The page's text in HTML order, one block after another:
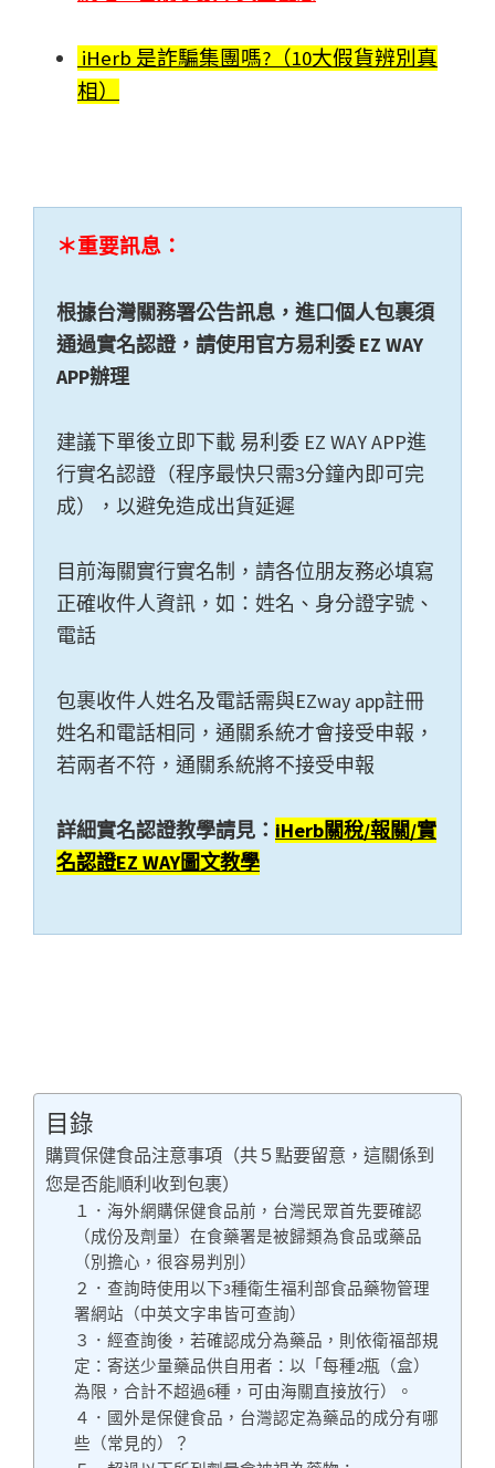
iHerb 是詐騙集團嗎?（10大假貨辨別真
相）
＊重要訊息：
根據台灣關務署公告訊息，進口個人包裹須
通過實名認證，請使用官方易利委 EZ WAY
APP辦理
建議下單後立即下載 易利委 EZ WAY APP進
行實名認證（程序最快只需3分鐘內即可完
成），以避免造成出貨延遲
目前海關實行實名制，請各位朋友務必填寫
正確收件人資訊，如：姓名、身分證字號、
電話
包裹收件人姓名及電話需與EZway app註冊
姓名和電話相同，通關系統才會接受申報，
若兩者不符，通關系統將不接受申報
詳細實名認證教學請見： iHerb關稅/報關/實
名認證EZ WAY圖文教學
目錄
購買保健食品注意事項（共５點要留意，這關係到
您是否能順利收到包裹）
１．海外網購保健食品前，台灣民眾首先要確認
（成份及劑量）在食藥署是被歸類為食品或藥品
（別擔心，很容易判別）
２．查詢時使用以下3種衛生福利部食品藥物管理
署網站（中英文字串皆可查詢）
３．經查詢後，若確認成分為藥品，則依衛福部規
定：寄送少量藥品供自用者：以「每種2瓶（盒）
為限，合計不超過6種，可由海關直接放行）。
４．國外是保健食品，台灣認定為藥品的成分有哪
些（常見的）？